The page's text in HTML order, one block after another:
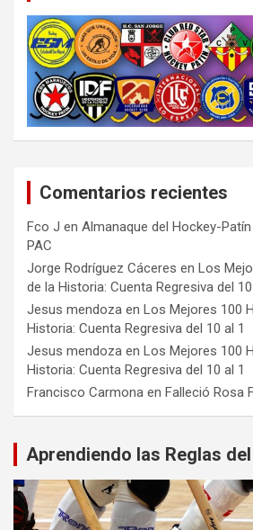
Comentarios recientes
Fco J en Almanaque del Hockey-
PAC
Jorge Rodríguez Cáceres en Los
de la Historia: Cuenta Regresiva del 10
Jesus mendoza en Los Mejores 100
Historia: Cuenta Regresiva del 10 al 1
Jesus mendoza en Los Mejores 100
Historia: Cuenta Regresiva del 10 al 1
Francisco Carmona en Falleció Rosa
Aprendiendo las Reglas